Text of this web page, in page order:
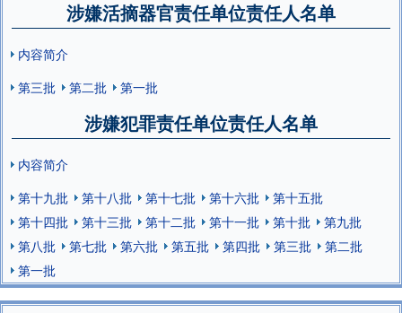
涉嫌活摘器官责任单位责任人名单
内容简介
第三批
第二批 第一批
涉嫌犯罪责任单位责任人名单
内容简介
第十九批
第十八批 第十七批 第十六批
第十五批
第十四批
第十三批 第十二批 第十一批 第十批
第九批
第八批
第七批 第六批 第五批 第四批 第三批
第二批
第一批